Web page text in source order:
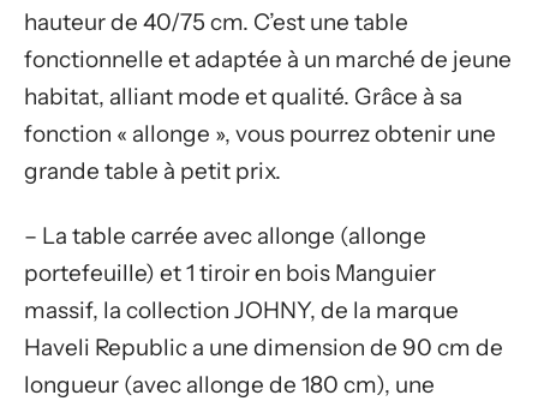
hauteur de 40/75 cm. C’est une table
fonctionnelle et adaptée à un marché de jeune
habitat, alliant mode et qualité. Grâce à sa
fonction « allonge », vous pourrez obtenir une
grande table à petit prix.
– La table carrée avec allonge (allonge
portefeuille) et 1 tiroir en bois Manguier
massif, la collection JOHNY, de la marque
Haveli Republic a une dimension de 90 cm de
longueur (avec allonge de 180 cm), une